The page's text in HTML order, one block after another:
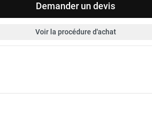
Demander un devis
Voir la procédure d'achat